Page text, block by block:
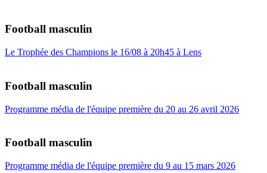
Football masculin
Le Trophée des Champions le 16/08 à 20h45 à Lens
Football masculin
Programme média de l'équipe première du 20 au 26 avril 2026
Football masculin
Programme média de l'équipe première du 9 au 15 mars 2026